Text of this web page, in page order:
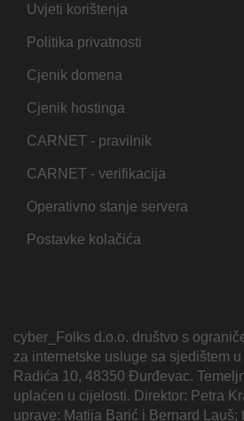
Uvjeti korištenja
Politika privatnosti
Cjenik domena
Cjenik hostinga
CARNET - pravilnik
CARNET - verifikacija
Operativno stanje servera
Postavke kolačića
cyber_Folks d.o.o. društvo s
za internetske usluge sa sjedištem
Radića 10, 48350 Đurđevac.
uplaćen u cijelosti. Direktor: Petra
uprave: Matija Barić i Bernard Lauš;